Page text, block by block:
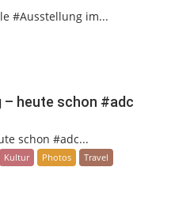
#Ausstellung im...
– heute schon #adc
schon #adc...
Kultur Photos Travel